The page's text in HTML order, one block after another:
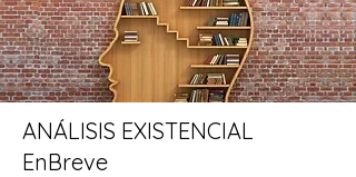
ANÁLISIS EXISTENCIAL
EnBreve